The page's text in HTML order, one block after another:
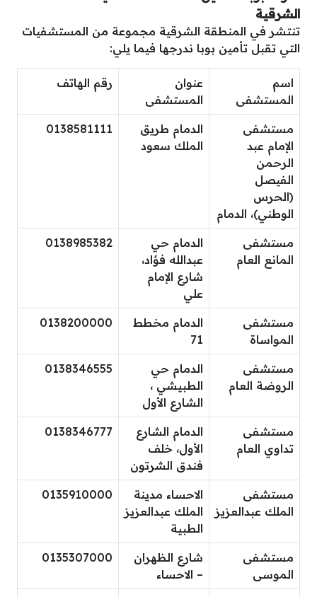
الشرقية
تنتشر في المنطقة الشرقية مجموعة من المستشفيات
التي تقبل تأمين بوبا ندرجها فيما يلي:
اسم
المستشفى
عنوان
المستشفى
رقم الهاتف
مستشفى
الإمام عبد
الرحمن
الفيصل
(الحرس
الوطني)، الدمام
الدمام طريق
الملك سعود
0138581111
مستشفى
المانع العام
الدمام حي
عبدالله فؤاد،
شارع الإمام
علي
0138985382
مستشفى
المواساة
الدمام مخطط
71
0138200000
مستشفى
الروضة العام
الدمام حي
الطبيشي ،
الشارع الأول
0138346555
مستشفى
تداوي العام
الدمام الشارع
الأول، خلف
فندق الشرتون
0138346777
مستشفى
الملك عبدالعزيز
الاحساء مدينة
الملك عبدالعزيز
الطبية
0135910000
مستشفى
الموسى
شارع الظهران
– الاحساء
0135307000